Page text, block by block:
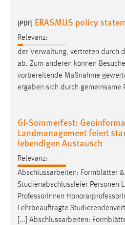
[PDF] ERASMUS policy
Relevanz:
der Verwaltung, vertreten durch
ab. Zum anderen können
vorbereitende Maßnahme
ergaben sich durch gemeinsame
GI-Sommerfest:
Landmanagement feiert
lebendigen Austausch
Relevanz:
Abschlussarbeiten: Formblätter
Studienabschlussfeier Personen
ProfessorInnen
Lehrbeauftragte
[...] Abschlussarbeiten:
STATISTIK
Statistik Cookies erfassen
Diese Informationen helfen
unsere Besucher unsere
Name:
_pk_ref, _pk_cvar, _pk_id,
Zweck:
Zugriffsstatistik
Cookie Laufzeit:
Max. 13 Monate